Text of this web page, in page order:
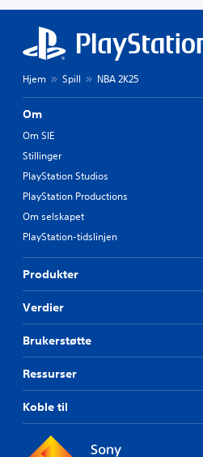
Hjem Spill NBA 2K25
Om
Om SIE
Stillinger
PlayStation Studios
PlayStation Productions
Om selskapet
PlayStation-tidslinjen
Produkter
Verdier
Brukerstøtte
Ressurser
Koble til